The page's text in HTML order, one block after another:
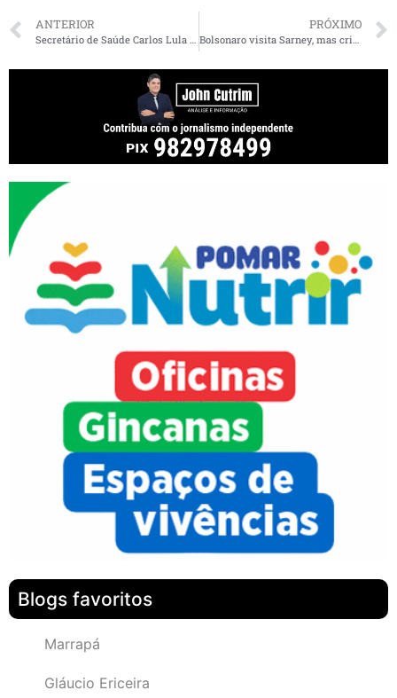
ANTERIOR
Secretário de Saúde Carlos Lula se filiará ao PSB e será candidato a deputado estadual
PRÓXIMO
Bolsonaro visita Sarney, mas crise se agrava
Blogs favoritos
Marrapá
Gláucio Ericeira